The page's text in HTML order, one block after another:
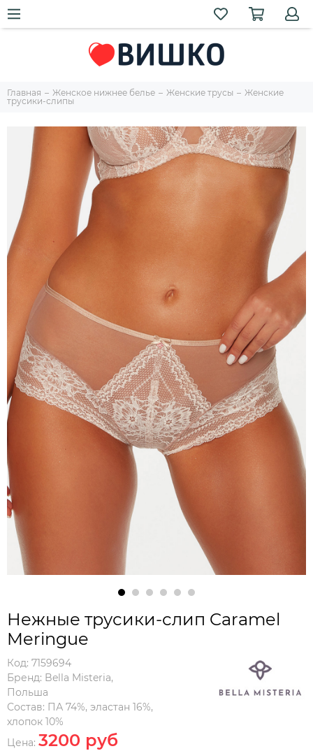
Главная Женское нижнее белье Женские трусы
Женские
трусики-слипы
Нежные трусики-слип Caramel
Meringue
Код: 7159694
Бренд: Bella Misteria,
Польша
Состав: ПА 74%, эластан 16%,
хлопок 10%
Цена: 3200 руб